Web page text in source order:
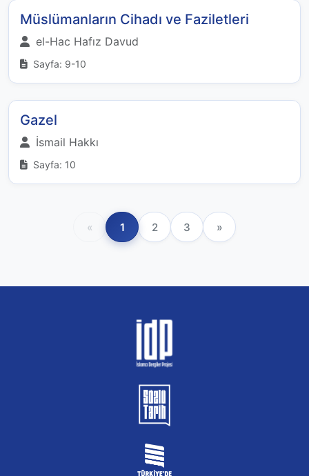
Müslümanların Cihadı ve Faziletleri
el-Hac Hafız Davud
Sayfa: 9-10
Gazel
İsmail Hakkı
Sayfa: 10
« 1 2 3 »